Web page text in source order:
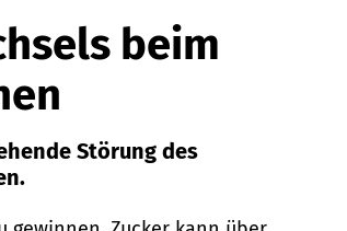
beim
Störung des